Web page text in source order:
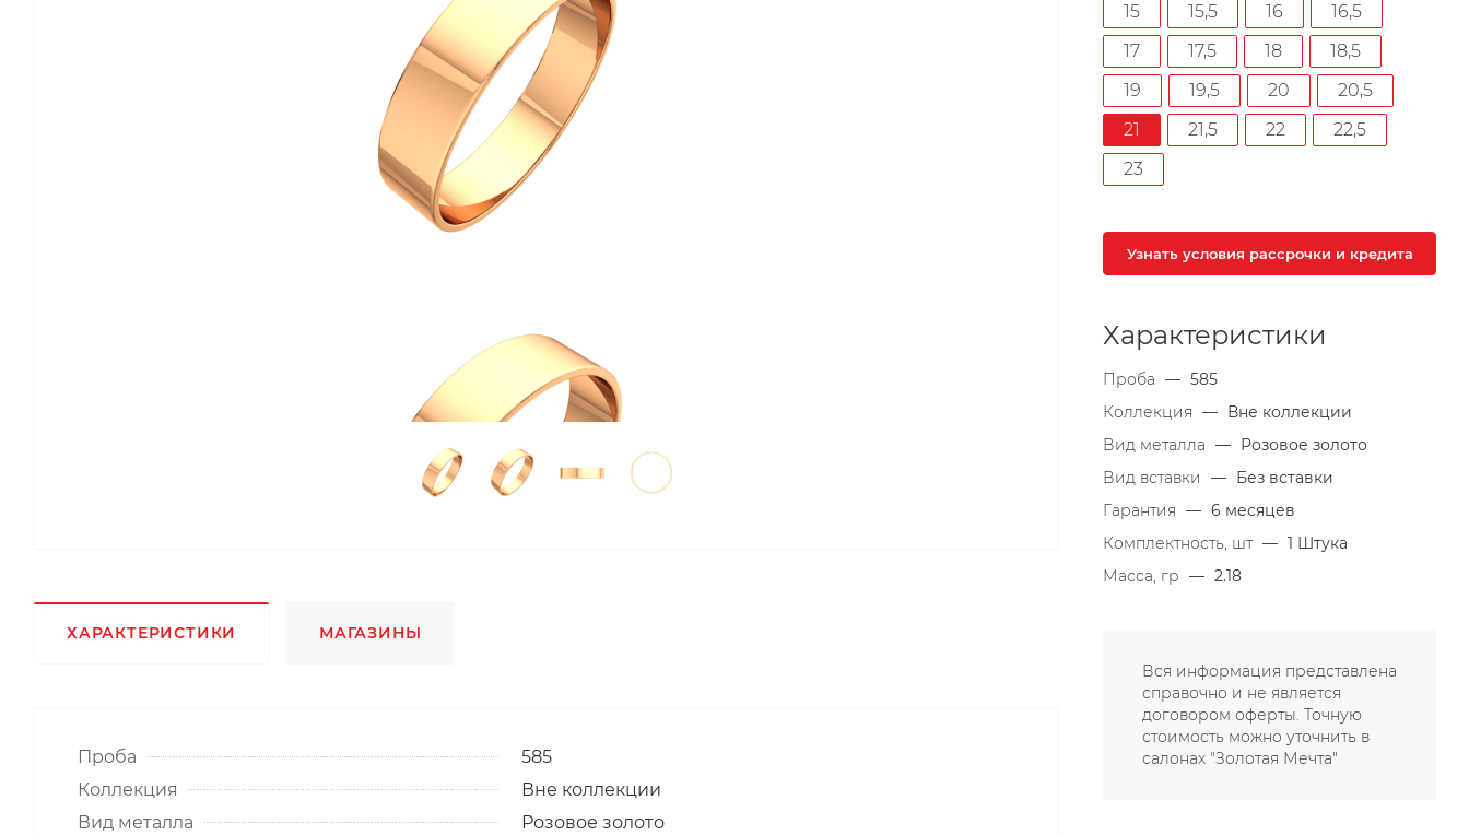
ХАРАКТЕРИСТИКИ МАГАЗИНЫ
Проба
585
Коллекция
Вне коллекции
Вид металла
Розовое золото
15 15,5 16
16,5
17
17,5 18
18,5
19
19,5 20
20,5
21
21,5 22
22,5
23
Узнать условия рассрочки и кредита
Характеристики
Проба — 585
Коллекция — Вне коллекции
Вид металла — Розовое золото
Вид вставки
— Без вставки
Гарантия — 6 месяцев
Комплектность, шт — 1 Штука
Масса, гр — 2.18
Вся информация представлена
справочно и не является
договором оферты. Точную
стоимость можно уточнить в
салонах "Золотая Мечта"